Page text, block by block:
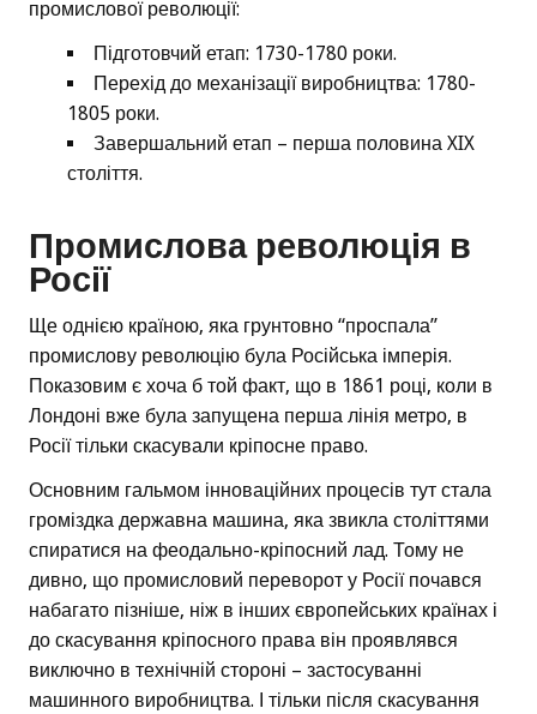
промислової революції:
Підготовчий етап: 1730-1780 роки.
Перехід до механізації виробництва: 1780-
1805 роки.
Завершальний етап – перша половина XIX
століття.
Промислова революція в
Росії
Ще однією країною, яка грунтовно “проспала”
промислову революцію була Російська імперія.
Показовим є хоча б той факт, що в 1861 році, коли в
Лондоні вже була запущена перша лінія метро, в
Росії тільки скасували кріпосне право.
Основним гальмом інноваційних процесів тут стала
громіздка державна машина, яка звикла століттями
спиратися на феодально-кріпосний лад. Тому не
дивно, що промисловий переворот у Росії почався
набагато пізніше, ніж в інших європейських країнах і
до скасування кріпосного права він проявлявся
виключно в технічній стороні – застосуванні
машинного виробництва. І тільки після скасування